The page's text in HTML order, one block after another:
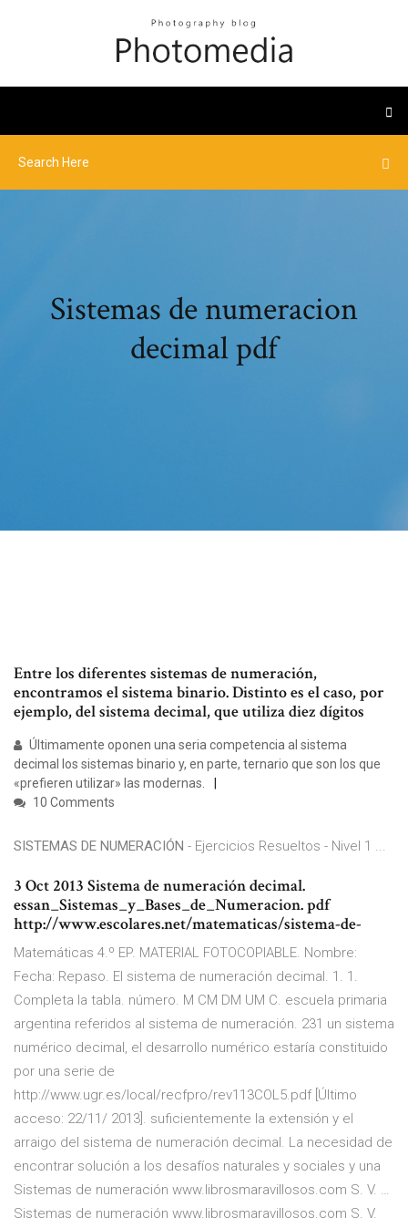
Sistemas de numeracion
decimal pdf
Entre los diferentes sistemas de numeración,
encontramos el sistema binario. Distinto es el caso, por
ejemplo, del sistema decimal, que utiliza diez dígitos
Últimamente oponen una seria competencia al sistema
decimal los sistemas binario y, en parte, ternario que son los que
«prefieren utilizar» las modernas.
10 Comments
SISTEMAS DE NUMERACIÓN - Ejercicios Resueltos - Nivel 1 ...
3 Oct 2013 Sistema de numeración decimal.
essan_Sistemas_y_Bases_de_Numeracion. pdf
http://www.escolares.net/matematicas/sistema-de-
Matemáticas 4.º EP. MATERIAL FOTOCOPIABLE. Nombre:
Fecha: Repaso. El sistema de numeración decimal. 1. 1.
Completa la tabla. número. M CM DM UM C. escuela primaria
argentina referidos al sistema de numeración. 231 un sistema
numérico decimal, el desarrollo numérico estaría constituido
por una serie de
http://www.ugr.es/local/recfpro/rev113COL5.pdf [Último
acceso: 22/11/ 2013]. suficientemente la extensión y el
arraigo del sistema de numeración decimal. La necesidad de
encontrar solución a los desafíos naturales y sociales y una
Sistemas de numeración www.librosmaravillosos.com S. V. …
Sistemas de numeración www.librosmaravillosos.com S. V.